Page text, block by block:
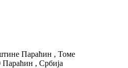
Параћин , Томе
, Србија